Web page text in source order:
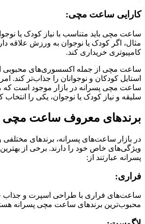
کارایی ساعت مچی:
ساعت مچی باید متناسب با نیاز کودک یا
مثال، اگر کودک یا نوجوان به ورزش علاقه
کامپیوتری خریداری کند.
ساعت مچی از جمله اکسسوری‌های محبوبی
استایل کودکان و نوجوانان را جذاب‌تر کند.
ساعت مچی پسرانه در بازار موجود است که
سلیقه و نیاز کودک یا نوجوان، یکی را انتخاب
برندهای معروف ساعت مچی
در بازار ساعت‌های پسرانه، برندهای مختلفی
ویژگی‌های خاص خود را دارند. برخی از
پسرانه عبارتند از:
فراری:
ساعت‌های فراری با طراحی اسپرت و جذاب
محبوب‌ترین برندهای ساعت مچی پسرانه